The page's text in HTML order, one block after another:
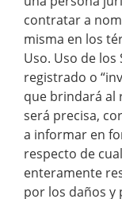
contratar a
misma en los
Uso. Uso de
registrado o
que brindará al
será precisa,
a informar en
respecto de
enteramente
por los daños y